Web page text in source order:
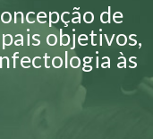
de
objetivos,
às